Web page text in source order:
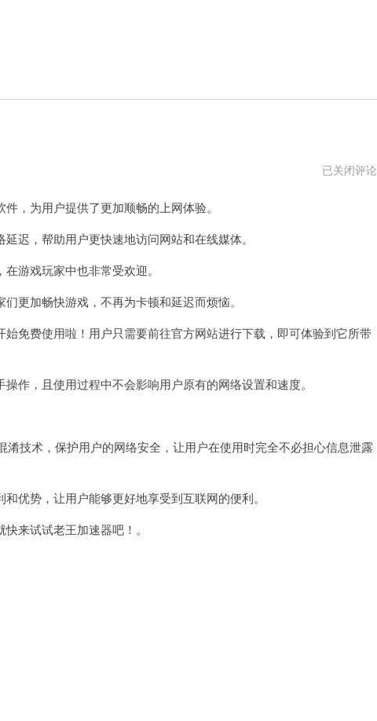
老
已关闭评论
为用户提供了更加顺畅的上网体验。
，帮助用户更快速地访问网站和在线媒体。
游戏玩家中也非常受欢迎。
加畅快游戏，不再为卡顿和延迟而烦恼。
免费使用啦！用户只需要前往官方网站进行下载，即可体验到它所带
，且使用过程中不会影响用户原有的网络设置和速度。
技术，保护用户的网络安全，让用户在使用时完全不必担心信息泄露
势，让用户能够更好地享受到互联网的便利。
来试试老王加速器吧！。